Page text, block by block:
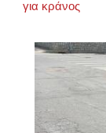
για κράνος